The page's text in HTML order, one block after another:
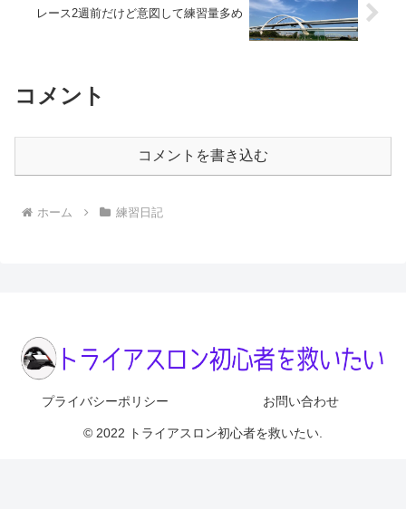
レース2週前だけど意図して練習量多め
コメント
コメントを書き込む
ホーム 練習日記
プライバシーポリシー お問い合わせ
© 2022 トライアスロン初心者を救いたい.